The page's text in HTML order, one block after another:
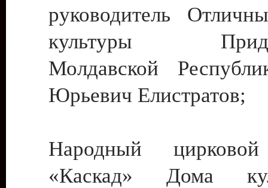
руководитель
культуры
Молдавской
Юрьевич Елистратов;
Народный цирковой
«Каскад» Дома